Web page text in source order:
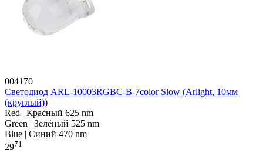
004170
Светодиод ARL-10003RGBC-B-7color Slow (Arlight, 10мм
(круглый))
Red | Красный 625 nm
Green | Зелёный 525 nm
Blue | Синий 470 nm
2971